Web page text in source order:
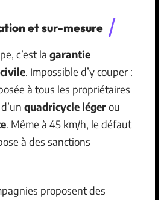
et sur-mesure
c’est la garantie
. Impossible d’y couper :
à tous les propriétaires
quadricycle légerou
. Même à 45 km/h, le défaut
à des sanctions
proposent des